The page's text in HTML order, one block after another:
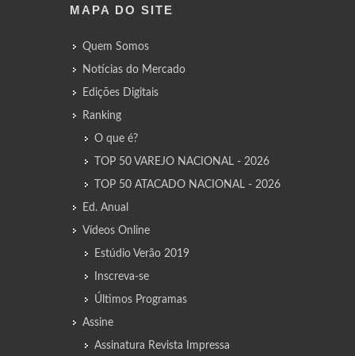
MAPA DO SITE
Quem Somos
Notícias do Mercado
Edições Digitais
Ranking
O que é?
TOP 50 VAREJO NACIONAL - 2026
TOP 50 ATACADO NACIONAL - 2026
Ed. Anual
Vídeos Online
Estúdio Verão 2019
Inscreva-se
Últimos Programas
Assine
Assinatura Revista Impressa